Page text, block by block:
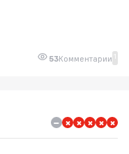
53Комментарии 1